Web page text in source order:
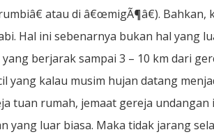
atau di â€œmigÃ¶â€).
Hal ini sebenarnya bukan hal yang
berjarak sampai 3 – 10 km dari
yang kalau musim hujan datang
tuan rumah, jemaat gereja
yang luar biasa. Maka tidak jarang